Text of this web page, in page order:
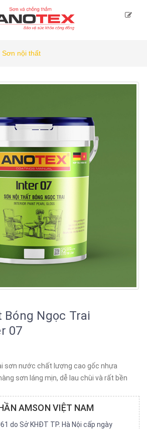
Sơn nội thất
Bóng Ngọc Trai
07
sơn nước chất lượng cao gốc nhựa
sơn láng mịn, dễ lau chùi và rất bền
AMSON VIỆT NAM
do Sở KHĐT TP. Hà Nội cấp ngày